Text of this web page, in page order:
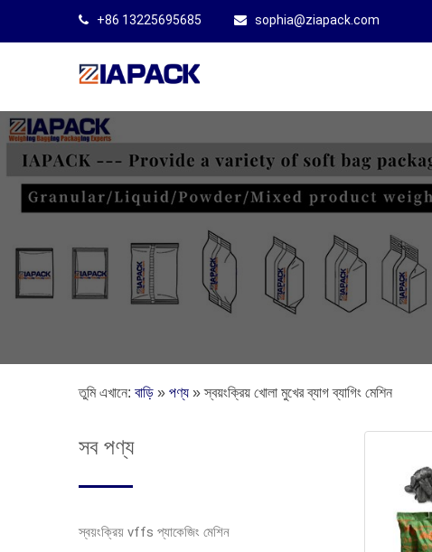
+86 13225695685 sophia@ziapack.com
তুমি এখানে: বাড়ি » পণ্য »স্বয়ংক্রিয় খোলা মুখের ব্যাগ ব্যাগিং মেশিন
সব পণ্য
স্বয়ংক্রিয় vffs প্যাকেজিং মেশিন